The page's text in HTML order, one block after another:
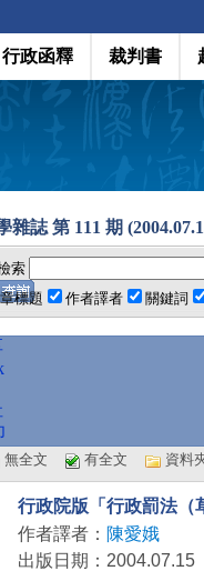
行政函釋 裁判書
雜誌 第 111 期
索
標題
作者譯者 關鍵詞
無全文 有全文 資料
行政院版「行政罰法（
作者譯者： 陳愛娥
出版日期：2004.07.15